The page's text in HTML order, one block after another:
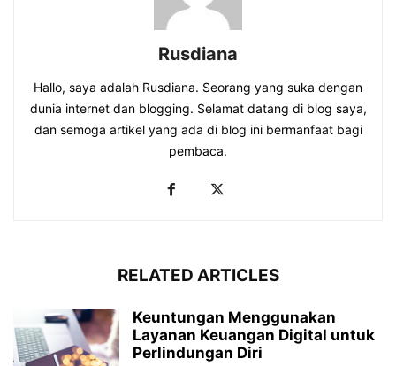
Rusdiana
Hallo, saya adalah Rusdiana. Seorang yang suka dengan
dunia internet dan blogging. Selamat datang di blog saya,
dan semoga artikel yang ada di blog ini bermanfaat bagi
pembaca.
RELATED ARTICLES
Keuntungan Menggunakan
Layanan Keuangan Digital untuk
Perlindungan Diri